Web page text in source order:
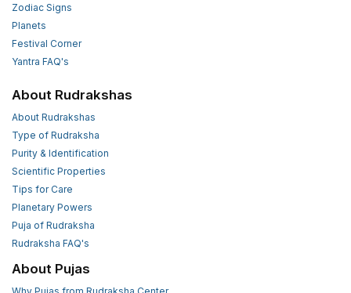
Zodiac Signs
Planets
Festival Corner
Yantra FAQ's
About Rudrakshas
About Rudrakshas
Type of Rudraksha
Purity & Identification
Scientific Properties
Tips for Care
Planetary Powers
Puja of Rudraksha
Rudraksha FAQ's
About Pujas